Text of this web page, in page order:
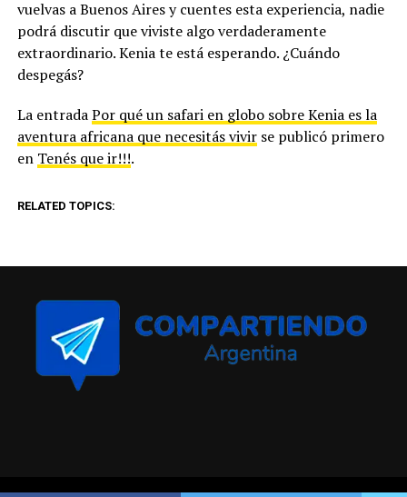
vuelvas a Buenos Aires y cuentes esta experiencia, nadie
podrá discutir que viviste algo verdaderamente
extraordinario. Kenia te está esperando. ¿Cuándo
despegás?
La entradaPor qué un safari en globo sobre Kenia es la
aventura africana que necesitás vivirse publicó primero
en Tenés que ir!!!.
RELATED TOPICS: